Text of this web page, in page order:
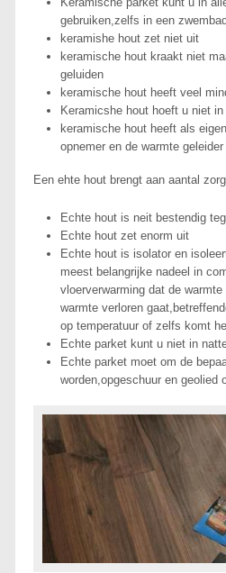
gebruiken,zelfs in een zwembad
keramishe hout zet niet uit
keramische hout kraakt niet
geluiden
keramische hout heeft veel
Keramicshe hout hoeft u niet
keramische hout heeft als
opnemer en de warmte geleider
Een ehte hout brengt aan aantal
Echte hout is neit bestendig
Echte hout zet enorm uit
Echte hout is isolator en
meest belangrijke nadeel in
vloerverwarming dat de
warmte verloren
op temperatuur of zelfs komt
Echte parket kunt u niet in
Echte parket moet om de
worden,opgeschuur en geolied